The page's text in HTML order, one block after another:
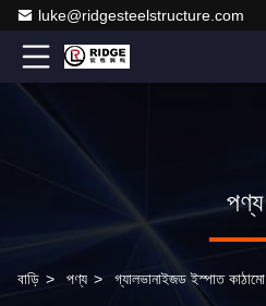
luke@ridgesteelstructure.com
পণ্য
বাড়ি > পণ্য > গ্যালভানাইজড ইস্পাত কাঠামো